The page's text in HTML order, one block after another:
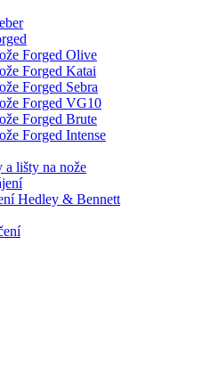
Forged Olive
Forged Katai
Forged Sebra
Forged VG10
Forged Brute
Forged Intense
a lišty na nože
Hedley & Bennett